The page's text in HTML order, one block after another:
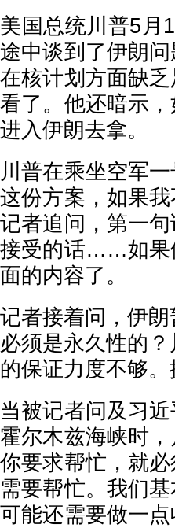
美国总统川普5月
途中谈到了伊朗
在核计划方面缺
看了。他还暗示
进入伊朗去拿。
川普在乘坐空军
这份方案，如果
记者追问，第一
接受的话……如果
面的内容了。
记者接着问，伊
必须是永久性的
的保证力度不够
当被记者问及习
霍尔木兹海峡时
你要求帮忙，就
需要帮忙。我们
可能还需要做一